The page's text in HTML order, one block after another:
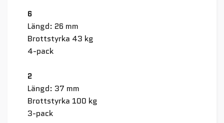
6
Längd: 26 mm
Brottstyrka 43 kg
4-pack
2
Längd: 37 mm
Brottstyrka 100 kg
3-pack